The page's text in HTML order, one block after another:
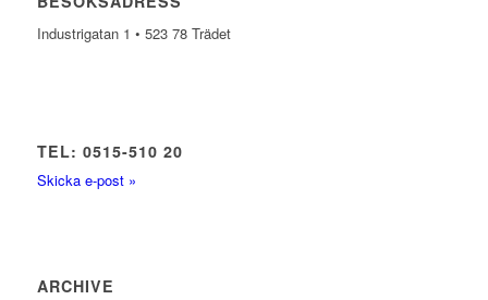
Industrigatan 1 • 523 78 Trädet
TEL: 0515-510 20
Skicka e-post »
ARCHIVE